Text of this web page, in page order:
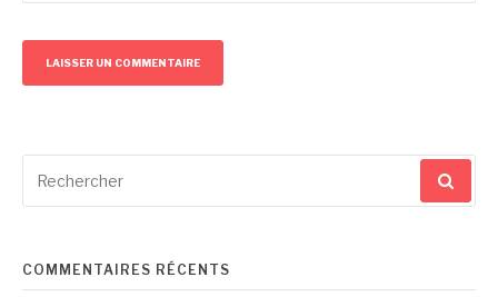
pour
COMMENTAIRES RÉCENTS